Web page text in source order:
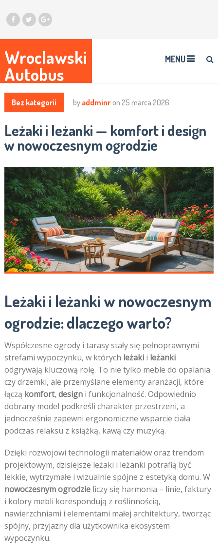
Wroclawski
Autobus
MENU
Bez kategorii by addminr on 25 marca 2026
Leżaki i leżanki — komfort i design
w nowoczesnym ogrodzie
Leżaki i leżanki w nowoczesnym
ogrodzie: dlaczego warto?
Współczesne ogrody i tarasy stały się pełnoprawnymi
strefami wypoczynku, w których leżakii leżanki
odgrywają kluczową rolę. To nie tylko meble do opalania
czy drzemki, ale przemyślane elementy aranżacji, które
łączą komfort, designi funkcjonalność. Odpowiednio
dobrany model podkreśli charakter przestrzeni, a
jednocześnie zapewni ergonomiczne wsparcie ciała
podczas relaksu z książką, kawą czy muzyką.
Dzięki rozwojowi technologii materiałów oraz trendom
projektowym, dzisiejsze leżaki i leżanki potrafią być
lekkie, wytrzymałe i wizualnie spójne z estetyką domu. W
nowoczesnym ogrodzieliczy się harmonia – linie, faktury
i kolory mebli korespondują z roślinnością,
nawierzchniami i elementami małej architektury, tworząc
spójny, przyjazny dla użytkownika ekosystem
wypoczynku.